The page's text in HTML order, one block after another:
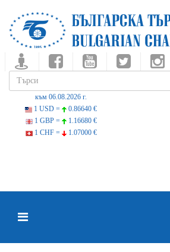
към 06.08.2026 г.
1 USD =
0.86640 €
1 GBP =
1.16680 €
1 CHF =
1.07000 €